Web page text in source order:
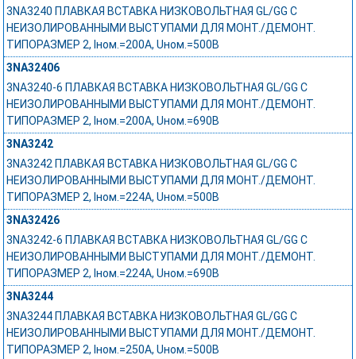
3NA3240 ПЛАВКАЯ ВСТАВКА НИЗКОВОЛЬТНАЯ GL/GG С
НЕИЗОЛИРОВАННЫМИ ВЫСТУПАМИ ДЛЯ МОНТ./ДЕМОНТ.
ТИПОРАЗМЕР 2, Iном.=200A, Uном.=500В
3NA32406
3NA3240-6 ПЛАВКАЯ ВСТАВКА НИЗКОВОЛЬТНАЯ GL/GG С
НЕИЗОЛИРОВАННЫМИ ВЫСТУПАМИ ДЛЯ МОНТ./ДЕМОНТ.
ТИПОРАЗМЕР 2, Iном.=200A, Uном.=690В
3NA3242
3NA3242 ПЛАВКАЯ ВСТАВКА НИЗКОВОЛЬТНАЯ GL/GG С
НЕИЗОЛИРОВАННЫМИ ВЫСТУПАМИ ДЛЯ МОНТ./ДЕМОНТ.
ТИПОРАЗМЕР 2, Iном.=224A, Uном.=500В
3NA32426
3NA3242-6 ПЛАВКАЯ ВСТАВКА НИЗКОВОЛЬТНАЯ GL/GG С
НЕИЗОЛИРОВАННЫМИ ВЫСТУПАМИ ДЛЯ МОНТ./ДЕМОНТ.
ТИПОРАЗМЕР 2, Iном.=224A, Uном.=690В
3NA3244
3NA3244 ПЛАВКАЯ ВСТАВКА НИЗКОВОЛЬТНАЯ GL/GG С
НЕИЗОЛИРОВАННЫМИ ВЫСТУПАМИ ДЛЯ МОНТ./ДЕМОНТ.
ТИПОРАЗМЕР 2, Iном.=250A, Uном.=500В